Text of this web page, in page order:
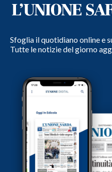
Sfoglia il quotidiano online e
Tutte le notizie del giorno